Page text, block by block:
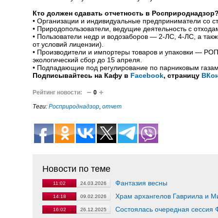
Кто должен сдавать отчетность в
• Организации и индивидуальные предприниматели
• Природопользователи, ведущие деятельность с
• Пользователи недр и водозаборов — 2-ЛС, 4-ЛС, а
от условий лицензии).
• Производители и импортеры товаров и упаковки —
экологический сбор до 15 апреля.
• Подпадающие под регулирование по парниковым
Подписывайтесь на Кафу в Facebook, страницу
Рейтинг новости: 0
Теги: Росприроднадзор, отчет
Новости по теме
11:02 24.03.2026 Фантазия весны
14:18 09.02.2026 Храм архангелов Гавриила и
16:02 26.12.2025 Состоялась очередная сессия